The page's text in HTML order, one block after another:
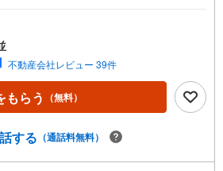
」のご提案。・ 未来に起こるであろうご
オンライン上でご提案「ミラカレクラ
売却時、ご自宅を綺麗にかつ瀟洒にさせる
テイジングサービス。・ 購入者様へ、税
申告の無料セミナーをご招待いたします。
て◆日時のご希望をお伝えください。（も
の手配が必要な場合がございますのでご容
不動産会社レビュー 39件
もらう （無料）
する （通話料無料）